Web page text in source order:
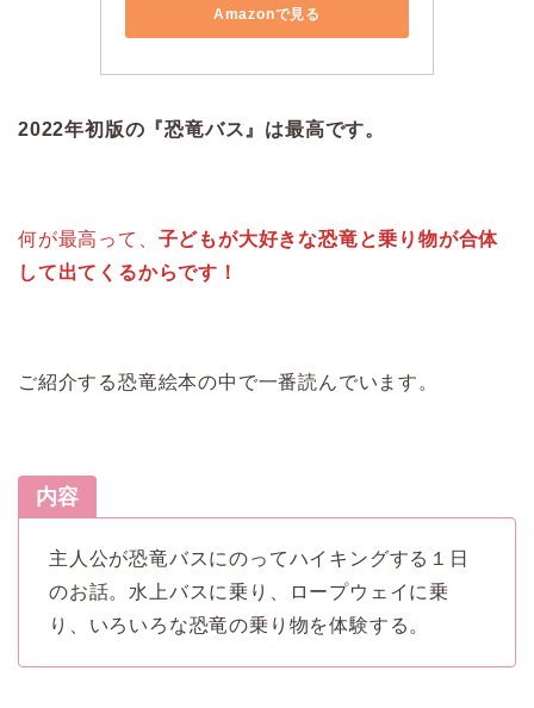
Amazonで見る
2022年初版の『恐竜バス』は最高です。
何が最高って、 子どもが大好きな恐竜と乗り物が合体
して出てくるからです！
ご紹介する恐竜絵本の中で一番読んでいます。
内容
主人公が恐竜バスにのってハイキングする１日
のお話。水上バスに乗り、ロープウェイに乗
り、いろいろな恐竜の乗り物を体験する。